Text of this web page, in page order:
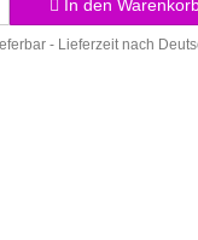
In den
- Lieferzeit nach